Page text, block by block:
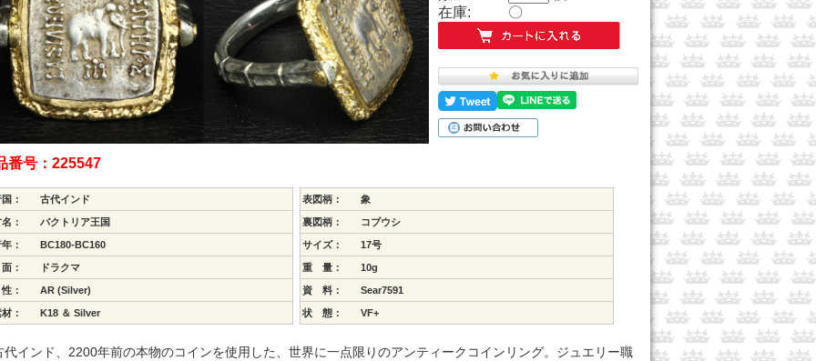
在庫:
〇
番号：225547
： 古代インド
： バクトリア王国
： BC180-BC160
： ドラクマ
： AR (Silver)
： K18 ＆ Silver
表図柄： 象
裏図柄： コブウシ
サイズ： 17号
重 量： 10g
資 料： Sear7591
状 態： VF+
インド、2200年前の本物のコインを使用した、世界に一点限りのアンティークコインリング。ジュエリー職